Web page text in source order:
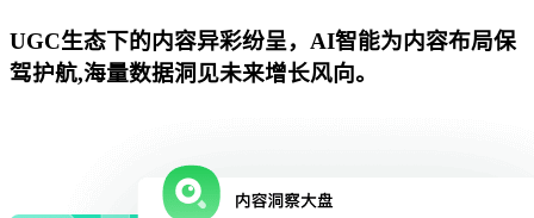
UGC生态下的内容异彩纷呈，AI智能为内容布局保
驾护航,海量数据洞见未来增长风向。